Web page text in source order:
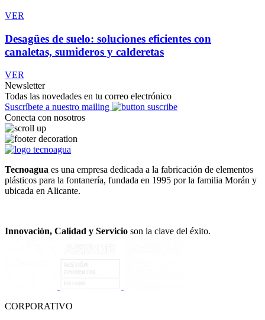
VER
Desagües de suelo: soluciones eficientes con
canaletas, sumideros y calderetas
VER
Newsletter
Todas las novedades en tu correo electrónico
Suscríbete a nuestro mailing
Conecta con nosotros
Tecnoagua es una empresa dedicada a la fabricación de elementos
plásticos para la fontanería, fundada en 1995 por la familia Morán y
ubicada en Alicante.
Innovación, Calidad y Servicio son la clave del éxito.
CORPORATIVO